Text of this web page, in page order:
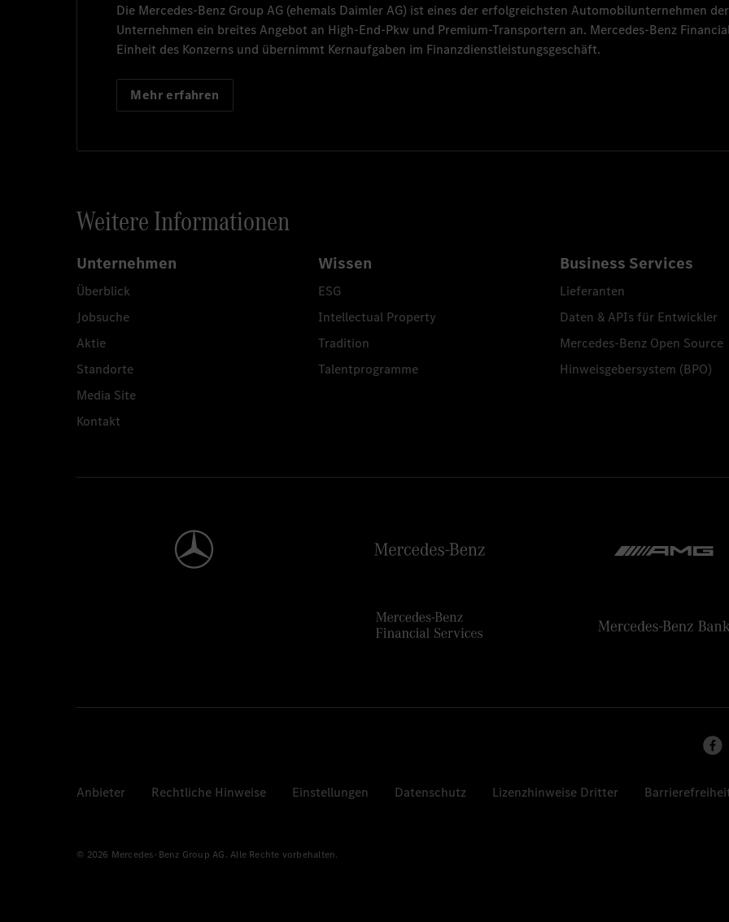
Die Mercedes-Benz Group AG (ehemals Daimler AG) ist eines der erfolgreichsten Automobilunternehmen
Unternehmen ein breites Angebot an High-End-Pkw und Premium-Transportern an. Mercedes-Benz
Einheit des Konzerns und übernimmt Kernaufgaben im Finanzdienstleistungsgeschäft.
Mehr erfahren
Weitere Informationen
Unternehmen
Überblick
Jobsuche
Aktie
Standorte
Media Site
Kontakt
Wissen
ESG
Intellectual Property
Tradition
Talentprogramme
Business Services
Lieferanten
Daten & APIs für Entwickler
Mercedes-Benz Open Source
Hinweisgebersystem (BPO)
Anbieter Rechtliche Hinweise Einstellungen Datenschutz Lizenzhinweise Dritter
© 2026 Mercedes-Benz Group AG. Alle Rechte vorbehalten.